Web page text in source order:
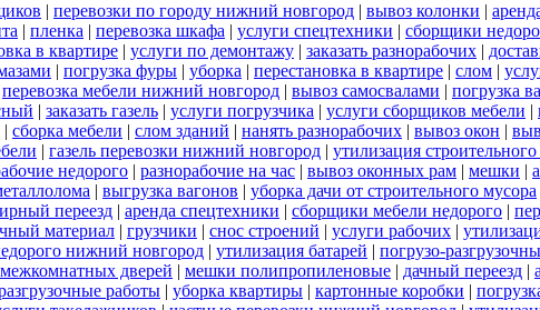
| перевозки по городу нижний новгород | вывоз колонки |
| пленка | перевозка шкафа | услуги спецтехники | сборщики
в квартире | услуги по демонтажу | заказать разнорабочих |
| погрузка фуры | уборка | перестановка в квартире | слом |
перевозка мебели нижний новгород | вывоз самосвалами | погрузка
| заказать газель | услуги погрузчика | услуги сборщиков мебели |
| сборка мебели | слом зданий | нанять разнорабочих | вывоз окон |
| газель перевозки нижний новгород | утилизация
недорого | разнорабочие на час | вывоз оконных рам | мешки |
| выгрузка вагонов | уборка дачи от строительного мусора
переезд | аренда спецтехники | сборщики мебели недорого |
материал | грузчики | снос строений | услуги рабочих |
нижний новгород | утилизация батарей | погрузо-
дверей | мешки полипропиленовые | дачный переезд |
работы | уборка квартиры | картонные коробки |